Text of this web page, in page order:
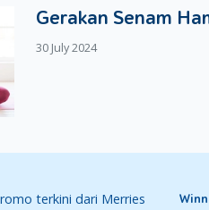
Gerakan Senam
30 July 2024
terkini dari Merries